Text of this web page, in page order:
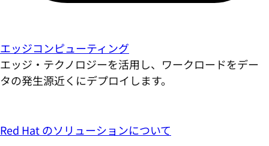
エッジコンピューティング
エッジ・テクノロジーを活用し、ワークロードをデー
タの発生源近くにデプロイします。
Red Hat のソリューションについて